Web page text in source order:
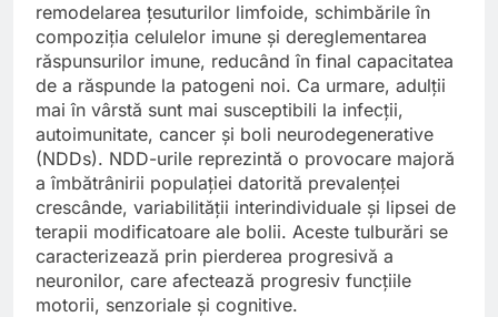
remodelarea țesuturilor limfoide, schimbările în
compoziția celulelor imune și dereglementarea
răspunsurilor imune, reducând în final capacitatea
de a răspunde la patogeni noi. Ca urmare, adulții
mai în vârstă sunt mai susceptibili la infecții,
autoimunitate, cancer și boli neurodegenerative
(NDDs). NDD-urile reprezintă o provocare majoră
a îmbătrânirii populației datorită prevalenței
crescânde, variabilității interindividuale și lipsei de
terapii modificatoare ale bolii. Aceste tulburări se
caracterizează prin pierderea progresivă a
neuronilor, care afectează progresiv funcțiile
motorii, senzoriale și cognitive.